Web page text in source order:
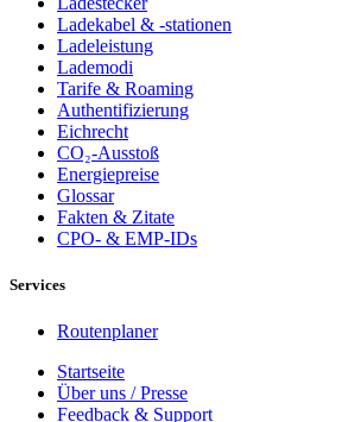
Ladekabel & -stationen
Ladeleistung
Lademodi
Tarife & Roaming
Authentifizierung
Eichrecht
CO₂-Ausstoß
Energiepreise
Glossar
Fakten & Zitate
CPO- & EMP-IDs
Services
Routenplaner
Startseite
Über uns / Presse
Feedback & Support